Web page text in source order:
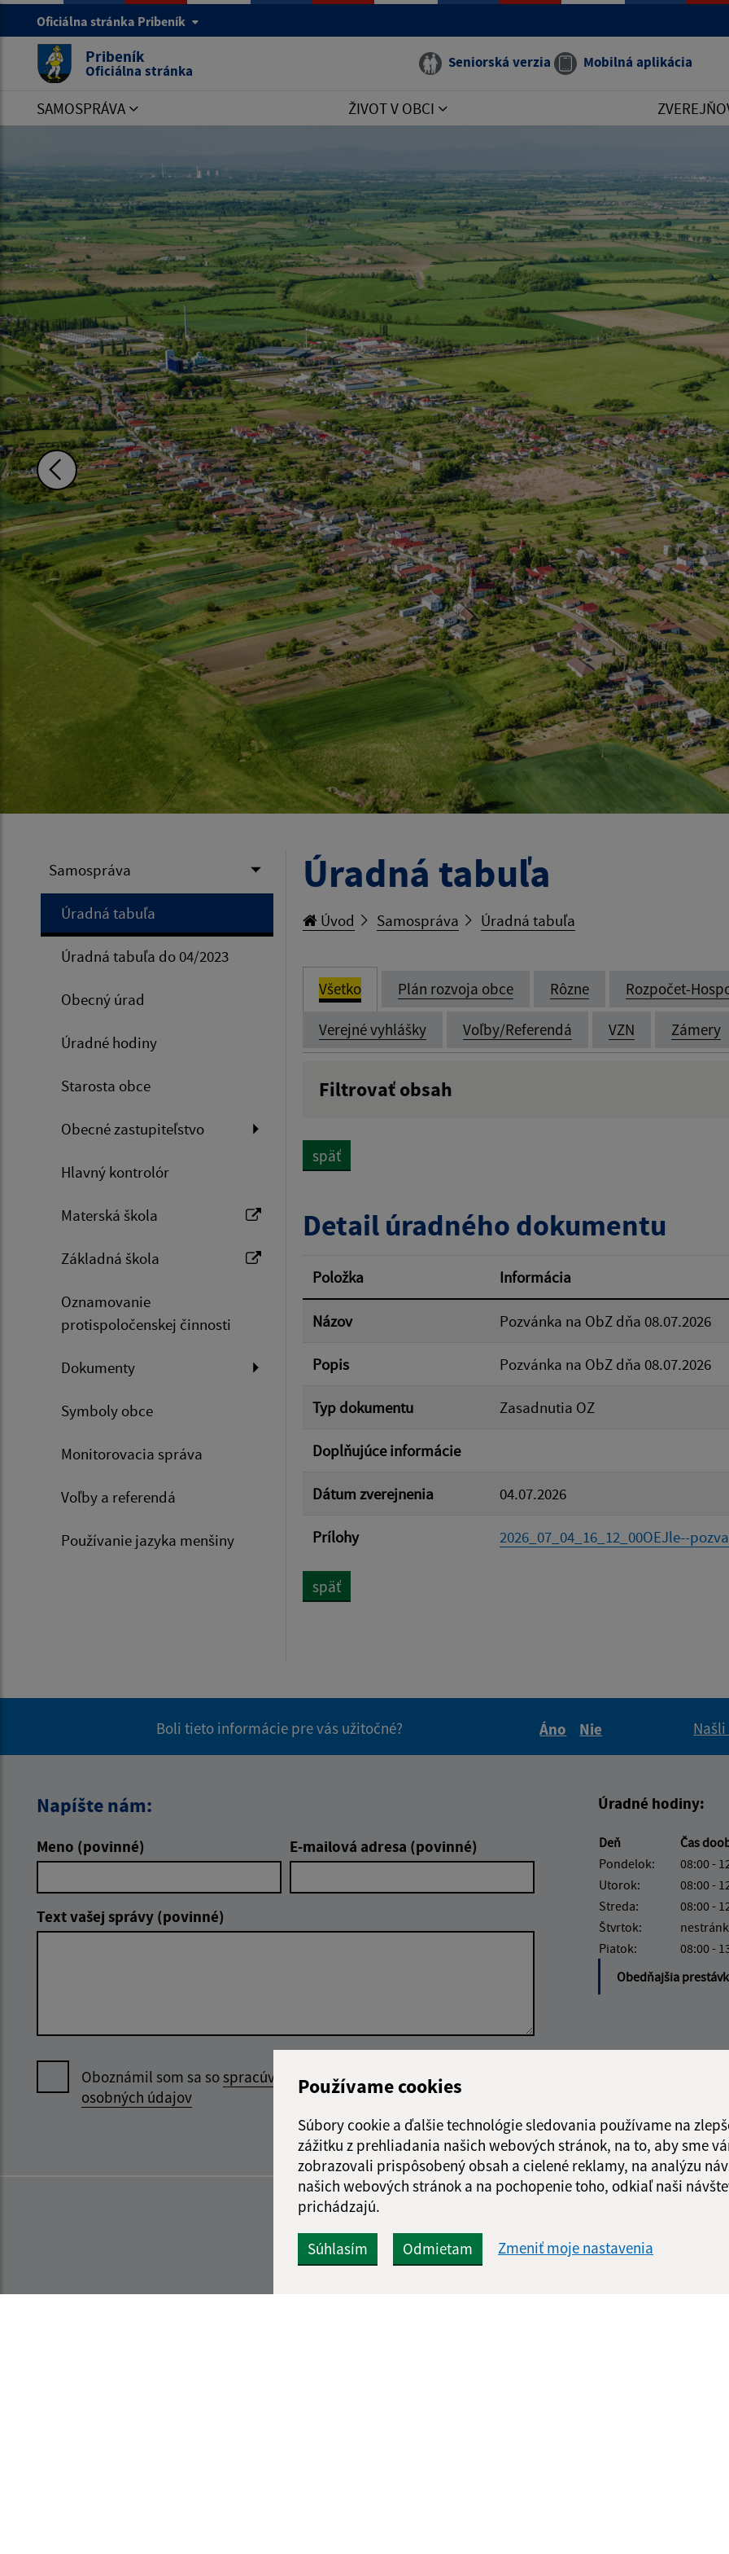
Používame cookies
Súbory cookie a ďalšie technológie sledovania používame na
zážitku z prehliadania našich webových stránok, na to, aby sme
zobrazovali prispôsobený obsah a cielené reklamy, na analýzu
našich webových stránok a na pochopenie toho, odkiaľ naši
prichádzajú.
Súhlasím Odmietam Zmeniť moje nastavenia
Oficiálna stránka Pribeník
Pribeník
Oficiálna stránka Seniorská verzia Mobilná aplikácia
SAMOSPRÁVA ŽIVOT V OBCI
Samospráva
Úradná tabuľa
Úradná tabuľa do 04/2023
Obecný úrad
Úradné hodiny
Starosta obce
Obecné zastupiteľstvo
Hlavný kontrolór
Materská škola
Základná škola
Oznamovanie
protispoločenskej činnosti
Dokumenty
Symboly obce
Monitorovacia správa
Voľby a referendá
Používanie jazyka menšiny
Úradná tabuľa
Úvod Samospráva Úradná tabuľa
Všetko Plán rozvoja obce Rôzne Rozpočet-
Verejné vyhlášky Voľby/Referendá VZN Zámery
Filtrovať obsah
Filtrovať
späť
Detail úradného dokumentu
Položka Informácia
Názov Pozvánka na ObZ dňa 08.07.2026
Popis Pozvánka na ObZ dňa 08.07.2026
Typ dokumentu Zasadnutia OZ
Doplňujúce informácie
Dátum zverejnenia 04.07.2026
Prílohy 2026_07_04_16_12_00OEJle--
späť
Boli tieto informácie pre vás užitočné?
Áno
Nie
Napíšte nám:
Meno (povinné) E-mailová adresa (povinné)
Text vašej správy (povinné)
Oboznámil som sa sospracúvaním
osobných údajov
Odoslať správu
Úradné hodiny:
Deň Čas
Pondelok:
08:00 -
Utorok:
08:00 -
Streda:
08:00 -
Štvrtok:
Piatok:
08:00 -
Obedňajšia